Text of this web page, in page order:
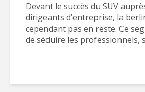
Devant le succès du SUV
dirigeants d’entreprise, la
cependant pas en reste. Ce
de séduire les professionnels,